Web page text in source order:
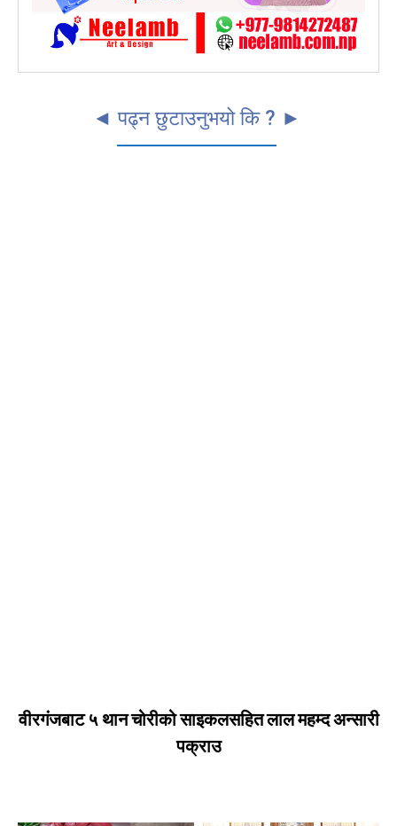
◄ पढ्न छुटाउनुभयो कि ? ►
वीरगंजबाट ५ थान चोरीको साइकलसहित लाल महम्द अन्सारी
पक्राउ